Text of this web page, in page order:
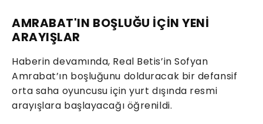
AMRABAT'IN BOŞLUĞU İÇİN YENİ
ARAYIŞLAR
Haberin devamında, Real Betis’in Sofyan
Amrabat’ın boşluğunu dolduracak bir defansif
orta saha oyuncusu için yurt dışında resmi
arayışlara başlayacağı öğrenildi.